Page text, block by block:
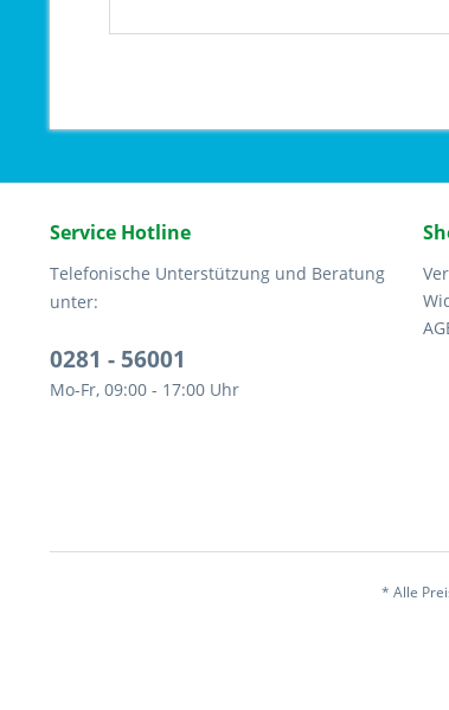
Service Hotline
Telefonische Unterstützung und Beratung
unter:
0281 - 56001
Mo-Fr, 09:00 - 17:00 Uhr
* Alle